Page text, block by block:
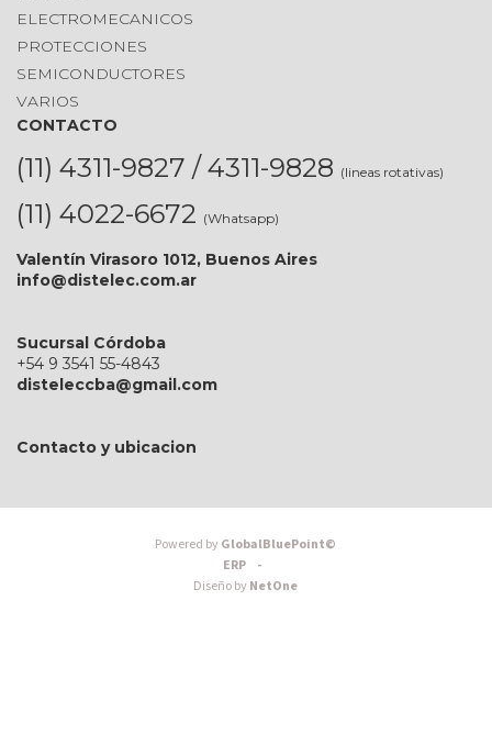
ELECTROMECANICOS
PROTECCIONES
SEMICONDUCTORES
VARIOS
CONTACTO
(11) 4311-9827 / 4311-9828 (lineas rotativas)
(11) 4022-6672 (Whatsapp)
Valentín Virasoro 1012, Buenos Aires
info@distelec.com.ar
Sucursal Córdoba
+54 9 3541 55-4843
disteleccba@gmail.com
Contacto y ubicacion
Powered byGlobalBluePoint©
ERP -
Diseño byNetOne